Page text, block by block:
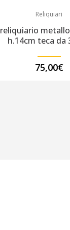
Reliquiari
reliquiario
h.14cm teca da
75,00€